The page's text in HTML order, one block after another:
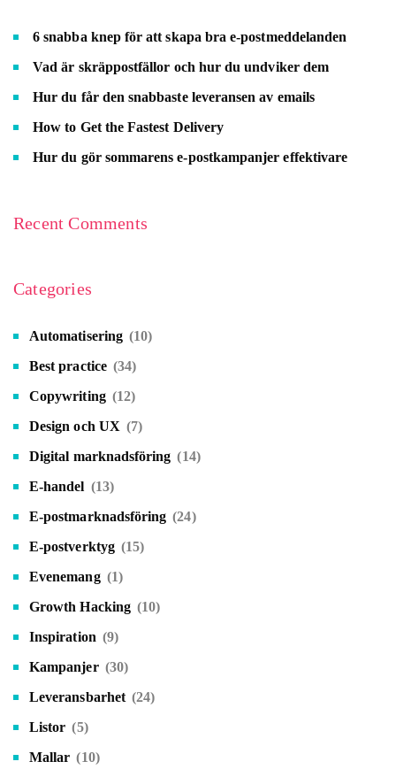
6 snabba knep för att skapa bra e-postmeddelanden
Vad är skräppostfällor och hur du undviker dem
Hur du får den snabbaste leveransen av emails
How to Get the Fastest Delivery
Hur du gör sommarens e-postkampanjer effektivare
Recent Comments
Categories
Automatisering (10)
Best practice (34)
Copywriting (12)
Design och UX (7)
Digital marknadsföring (14)
E-handel (13)
E-postmarknadsföring (24)
E-postverktyg (15)
Evenemang (1)
Growth Hacking (10)
Inspiration (9)
Kampanjer (30)
Leveransbarhet (24)
Listor (5)
Mallar (10)